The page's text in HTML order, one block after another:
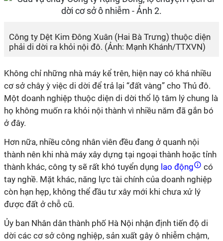
Công ty Dệt Kim Đông Xuân (Hai Bà Trưng) thuộc diện
phải di dời ra khỏi nội đô. (Ảnh: Mạnh Khánh/TTXVN)
Không chỉ những nhà máy kể trên, hiện nay có khá nhiều
cơ sở chây ỳ việc di dời để trả lại “đất vàng” cho Thủ đô.
Một doanh nghiệp thuộc diện di dời thổ lộ tâm lý chung là
họ không muốn ra khỏi nội thành vì nhiều năm đã gắn bó
ở đây.
Hơn nữa, nhiều công nhân viên đều đang ở quanh nội
thành nên khi nhà máy xây dựng tại ngoại thành hoặc tỉnh
thành khác, công ty sẽ rất khó tuyển dụng lao động
có
tay nghề. Mặt khác, năng lực tài chính của doanh nghiệp
còn hạn hẹp, không thể đầu tư xây mới khi chưa xử lý
được đất ở chỗ cũ.
Ủy ban Nhân dân thành phố Hà Nội nhận định tiến độ di
dời các cơ sở công nghiệp, sản xuất gây ô nhiễm chậm,